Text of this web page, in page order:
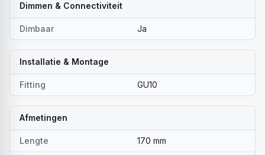
Dimmen & Connectiviteit
Dimbaar Ja
Installatie & Montage
Fitting GU10
Afmetingen
Lengte 170 mm